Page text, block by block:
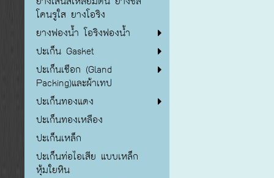
โคนรูใส ยางโอริง
ยางฟองน้ำ โอริงฟองน้ำ
ปะเก็น Gasket
ปะเก็นเชือก (Gland
Packing)และผ้าเทป
ปะเก็นทองแดง
ปะเก็นทองเหลือง
ปะเก็นเหล็ก
ปะเก็นท่อไอเสีย แบบเหล็ก
หุ้มใยหิน